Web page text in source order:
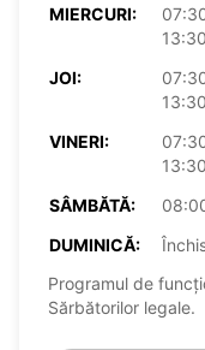
MIERCURI:
JOI:
VINERI:
SÂMBĂTĂ:
DUMINICĂ:
Programul de
Sărbătorilor legale.